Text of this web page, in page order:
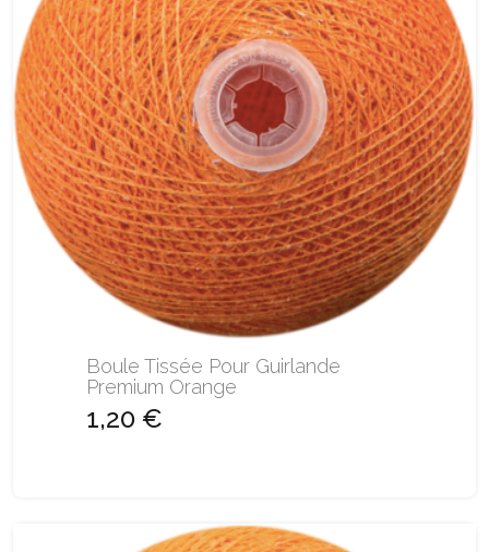
Boule Tissée Pour Guirlande
Premium Orange
1,20 €